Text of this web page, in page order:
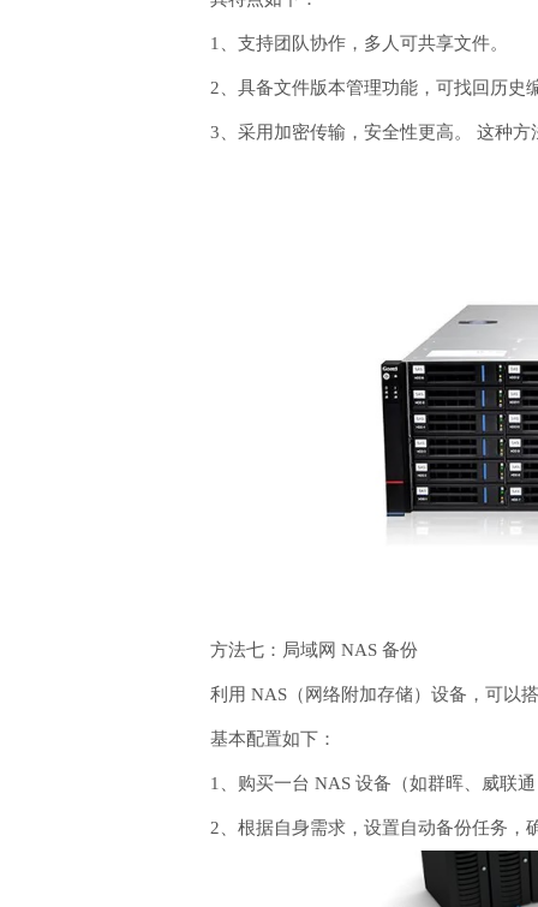
1、支持团队协作，多人可共享文件。
2、具备文件版本管理功能，可找回历史
3、采用加密传输，安全性更高。 这种
方法七：局域网 NAS 备份
利用 NAS（网络附加存储）设备，可以
基本配置如下：
1、购买一台 NAS 设备（如群晖、威联
2、根据自身需求，设置自动备份任务，